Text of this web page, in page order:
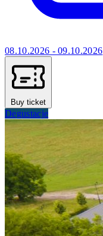
08.10.2026 - 09.10.2026
Buy ticket
Degustacje